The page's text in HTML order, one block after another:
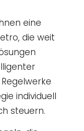
eine
die weit
individuell
steuern.